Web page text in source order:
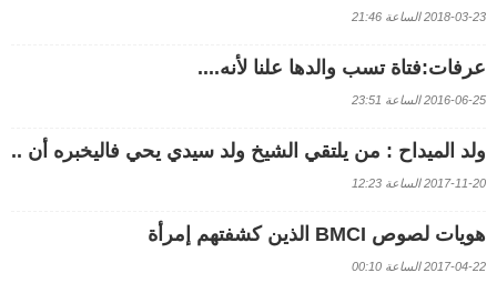
2018-03-23 الساعة 21:46
عرفات:فتاة تسب والدها علنا لأنه....
2016-06-25 الساعة 23:51
ولد الميداح : من يلتقي الشيخ ولد سيدي يحي فاليخبره أن ..
2017-11-20 الساعة 12:23
هويات لصوص BMCI الذين كشفتهم إمرأة
2017-04-22 الساعة 00:10